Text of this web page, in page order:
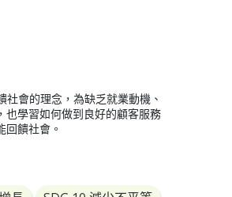
會的理念，為缺乏就業動機、
也學習如何做到良好的顧客服務
饋社會。